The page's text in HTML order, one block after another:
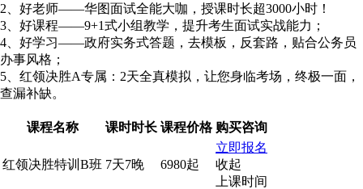
2、好老师——华图面试全能大咖，授课时长超3000小时！
3、好课程——9+1式小组教学，提升考生面试实战能力；
4、好学习——政府实务式答题，去模板，反套路，贴合公务员
办事风格；
5、红领决胜A专属：2天全真模拟，让您身临考场，终极一面，
查漏补缺。
课程名称 课时时长 课程价格 购买咨询
红领决胜特训B班 7天7晚 6980起
立即报名
收起
上课时间